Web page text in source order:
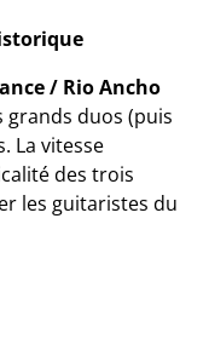
/ Rio Ancho
grands duos (puis
La vitesse
des trois
les guitaristes du